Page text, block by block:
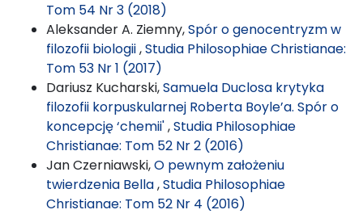
Tom 54 Nr 3 (2018)
Aleksander A. Ziemny,Spór o genocentryzm w
filozofii biologii,Studia Philosophiae Christianae:
Tom 53 Nr 1 (2017)
Dariusz Kucharski,Samuela Duclosa krytyka
filozofii korpuskularnej Roberta Boyle’a. Spór o
koncepcję ‘chemii',Studia Philosophiae
Christianae: Tom 52 Nr 2 (2016)
Jan Czerniawski,O pewnym założeniu
twierdzenia Bella,Studia Philosophiae
Christianae: Tom 52 Nr 4 (2016)